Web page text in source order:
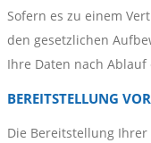
Sofern es zu einem
den gesetzlichen
Ihre Daten nach Ablauf
BEREITSTELLUNG
Die Bereitstellung